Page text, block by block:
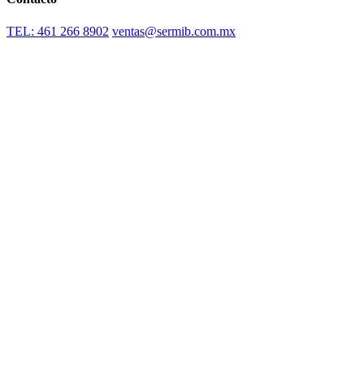
TEL: 461 266 8902 ventas@sermib.com.mx